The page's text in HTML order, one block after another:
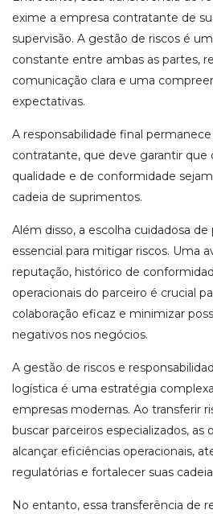
exime a empresa contratante de
supervisão. A gestão de riscos é
constante entre ambas as partes,
comunicação clara e uma
expectativas.
A responsabilidade final
contratante, que deve garantir que
qualidade e de conformidade
cadeia de suprimentos.
Além disso, a escolha cuidadosa
essencial para mitigar riscos. Uma
reputação, histórico de
operacionais do parceiro é crucial
colaboração eficaz e minimizar
negativos nos negócios.
A gestão de riscos e
logística é uma estratégia
empresas modernas. Ao transferir
buscar parceiros especializados, as
alcançar eficiências operacionais,
regulatórias e fortalecer suas
No entanto, essa transferência de